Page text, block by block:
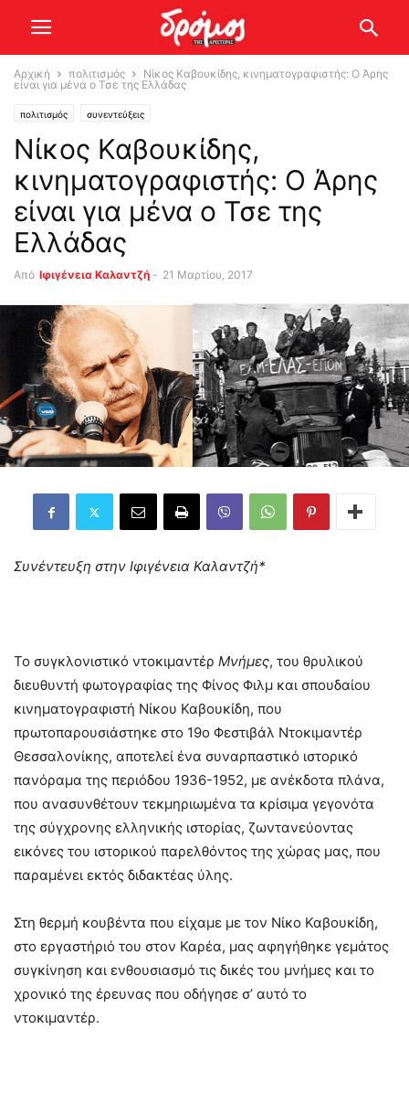
Αρχική πολιτισμός
Νίκος Καβουκίδης, κινηματογραφιστής: Ο Άρης
είναι για μένα ο Τσε της Ελλάδας
πολιτισμός συνεντεύξεις
Νίκος Καβουκίδης,
κινηματογραφιστής: Ο Άρης
είναι για μένα ο Τσε της
Ελλάδας
Από Ιφιγένεια Καλαντζή - 21 Μαρτίου, 2017
Συνέντευξη στην Ιφιγένεια Καλαντζή*
Το συγκλονιστικό ντοκιμαντέρ Μνήμες, του θρυλικού
διευθυντή φωτογραφίας της Φίνος Φιλμ και σπουδαίου
κινηματογραφιστή Νίκου Καβουκίδη, που
πρωτοπαρουσιάστηκε στο 19ο Φεστιβάλ Ντοκιμαντέρ
Θεσσαλονίκης, αποτελεί ένα συναρπαστικό ιστορικό
πανόραμα της περιόδου 1936-1952, με ανέκδοτα πλάνα,
που ανασυνθέτουν τεκμηριωμένα τα κρίσιμα γεγονότα
της σύγχρονης ελληνικής ιστορίας, ζωντανεύοντας
εικόνες του ιστορικού παρελθόντος της χώρας μας, που
παραμένει εκτός διδακτέας ύλης.
Στη θερμή κουβέντα που είχαμε με τον Νίκο Καβουκίδη,
στο εργαστήριό του στον Καρέα, μας αφηγήθηκε γεμάτος
συγκίνηση και ενθουσιασμό τις δικές του μνήμες και το
χρονικό της έρευνας που οδήγησε σ’ αυτό το
ντοκιμαντέρ.